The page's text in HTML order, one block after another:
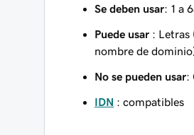
Se deben usar: 1 a
Puede usar : Letras
nombre de
No se pueden usar:
IDN : compatibles